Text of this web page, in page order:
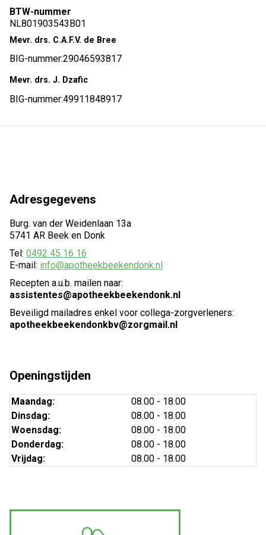
BTW-nummer
NL801903543B01
Mevr. drs. C.A.F.V. de Bree
BIG-nummer:29046593817
Mevr. drs. J. Dzafic
BIG-nummer:49911848917
Adresgegevens
Burg. van der Weidenlaan 13a
5741 AR Beek en Donk
Tel: 0492 45 16 16
E-mail: info@apotheekbeekendonk.nl
Recepten a.u.b. mailen naar:
assistentes@apotheekbeekendonk.nl
Beveiligd mailadres enkel voor collega-zorgverleners:
apotheekbeekendonkbv@zorgmail.nl
Openingstijden
Maandag:
08.00 - 18.00
Dinsdag:
08.00 - 18.00
Woensdag:
08.00 - 18.00
Donderdag:
08.00 - 18.00
Vrijdag:
08.00 - 18.00